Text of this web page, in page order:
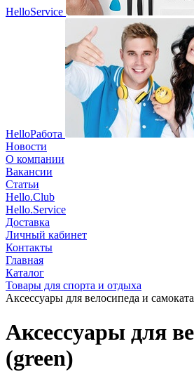
HelloService
HelloРабота
Новости
О компании
Вакансии
Статьи
Hello.Club
Hello.Service
Доставка
Личный кабинет
Контакты
Главная
Каталог
Товары для спорта и отдыха
Аксессуары для велосипеда и
Аксессуары для
(green)